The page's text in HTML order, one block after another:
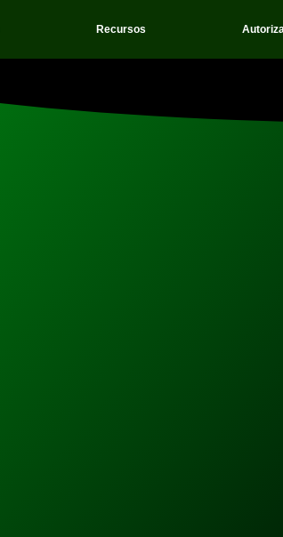
Recursos